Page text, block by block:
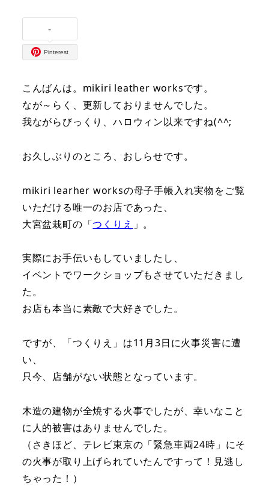
-
Pinterest
こんばんは。mikiri leather worksです。
なが～らく、更新しておりませんでした。
我ながらびっくり、ハロウィン以来ですね(^^;
お久しぶりのところ、おしらせです。
mikiri learher worksの母子手帳入れ実物をご覧
いただける唯一のお店であった、
大宮盆栽町の「つくりえ 」。
実際にお手伝いもしていましたし、
イベントでワークショップもさせていただきまし
た。
お店も本当に素敵で大好きでした。
ですが、「つくりえ」は11月3日に火事災害に遭
い、
只今、店舗がない状態となっています。
木造の建物が全焼する火事でしたが、幸いなこと
に人的被害はありませんでした。
（さきほど、テレビ東京の「緊急車両24時」にそ
の火事が取り上げられていたんですって！見逃し
ちゃった！）